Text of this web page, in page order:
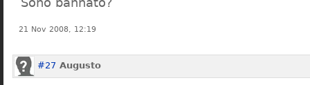
21 Nov 2008, 12:19
#27 Augusto